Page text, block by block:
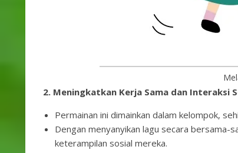
2. Meningkatkan Kerja Sama dan Interaksi
Permainan ini dimainkan dalam kelompok,
Dengan menyanyikan lagu secara bersama-
keterampilan sosial mereka.